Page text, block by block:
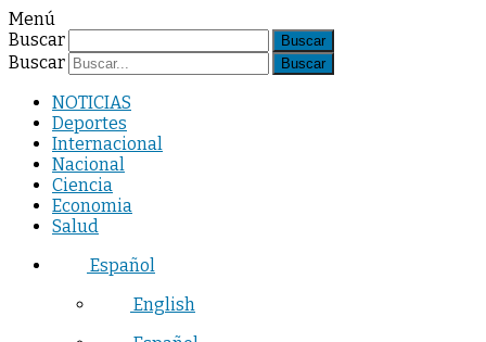
Menú
Buscar
Buscar
NOTICIAS
Deportes
Internacional
Nacional
Ciencia
Economia
Salud
Español
English